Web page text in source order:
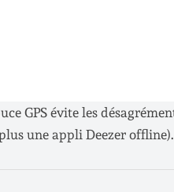
GPS évite les
une appli Deezer offline).